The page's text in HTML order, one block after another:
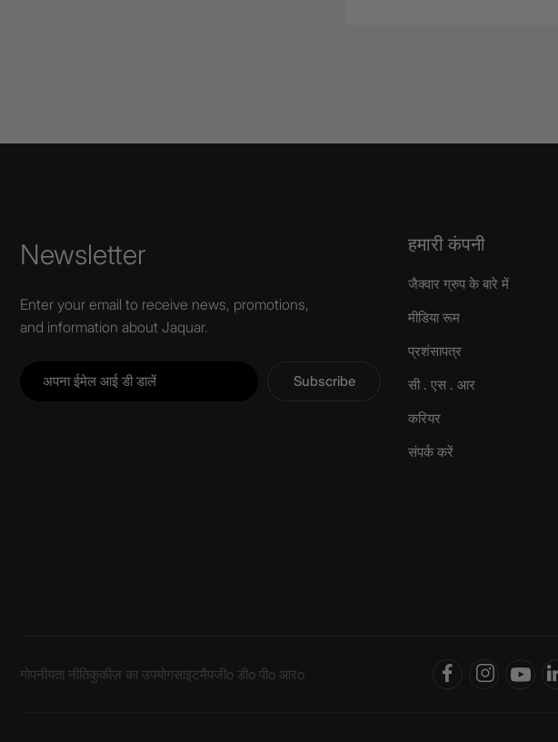
Newsletter
Enter your email to receive news, promotions,
and information about Jaquar.
Subscribe
हमारी कंपनी
जैक्वार ग्रुप के बारे में
मीडिया रूम
प्रशंसापत्र
सी . एस . आर
करियर
संपर्क करें
गोपनीयता नीतिकुकीज़ का उपयोगसाइटमैपजीo डीo पीo आरo